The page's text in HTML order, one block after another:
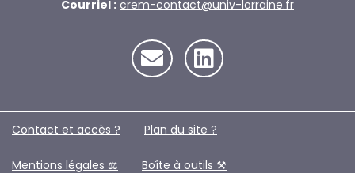
Courriel : crem-contact@univ-lorraine.fr
Contact et accès ? Plan du site ?️
Mentions légales ⚖️ Boîte à outils ⚒️